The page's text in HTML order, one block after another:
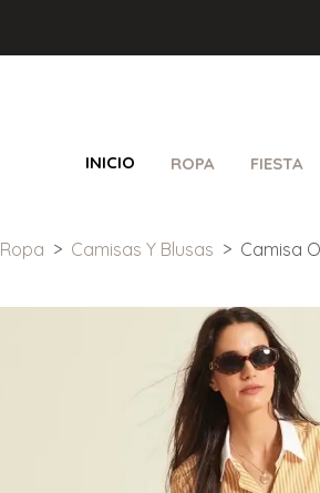
INICIO ROPA FIESTA
Ropa Camisas Y Blusas Camisa